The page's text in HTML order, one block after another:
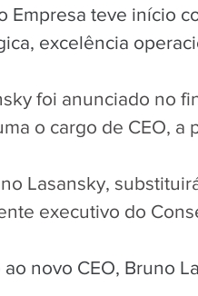
Empresa teve início
excelência
foi anunciado no
o cargo de CEO, a
Lasansky,
executivo do
novo CEO, Bruno